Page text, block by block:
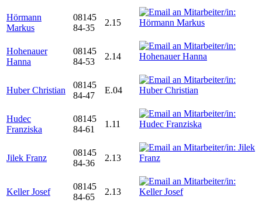
Hörmann
Markus
08145
84-35
2.15
Hohenauer
Hanna
08145
84-53
2.14
Huber Christian
08145
84-47
E.04
Hudec
Franziska
08145
84-61
1.11
Jilek Franz
08145
84-36
2.13
Keller Josef
08145
84-65
2.13